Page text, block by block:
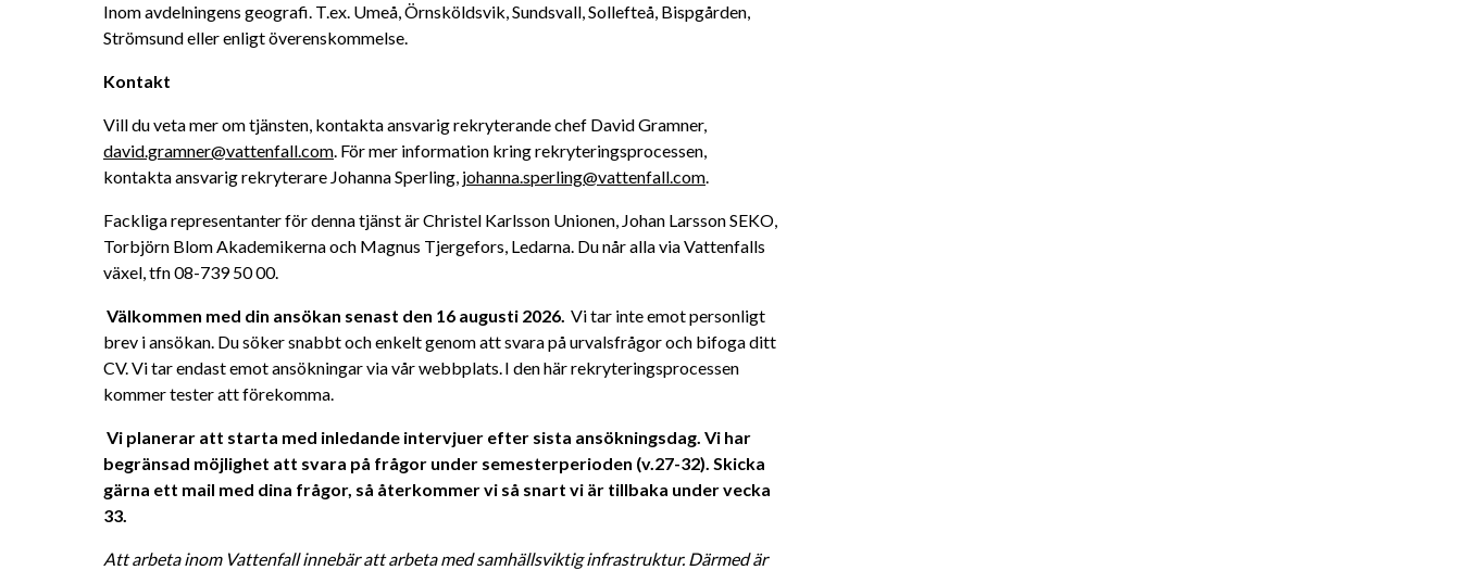
Inom avdelningens geografi. T.ex. Umeå, Örnsköldsvik, Sundsvall, Sollefteå, Bispgården,
Strömsund eller enligt överenskommelse.
Kontakt
david.gramner@vattenfall.com. För mer information kring rekryteringsprocessen,
kontakta ansvarig rekryterare Johanna Sperling, johanna.sperling@vattenfall.com.
Fackliga representanter för denna tjänst är Christel Karlsson Unionen, Johan Larsson SEKO,
Torbjörn Blom Akademikerna och Magnus Tjergefors, Ledarna. Du når alla via Vattenfalls
växel, tfn 08-739 50 00.
Välkommen med din ansökan senast den 16 augusti 2026. Vi tar inte emot personligt
brev i ansökan. Du söker snabbt och enkelt genom att svara på urvalsfrågor och bifoga ditt
CV.Vi tar endast emot ansökningar via vår webbplats. I den här rekryteringsprocessen
kommer tester att förekomma.
Vi planerar att starta med inledande intervjuer efter sista ansökningsdag. Vi har
begränsad möjlighet att svara på frågor under semesterperioden (v.27-32). Skicka
gärna ett mail med dina frågor, så återkommer vi så snart vi är tillbaka under vecka
33.
Att arbeta inom Vattenfall innebär att arbeta med samhällsviktig infrastruktur. Därmed är